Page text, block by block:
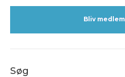
Bliv medlem
Søg